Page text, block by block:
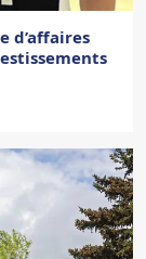
d’affaires